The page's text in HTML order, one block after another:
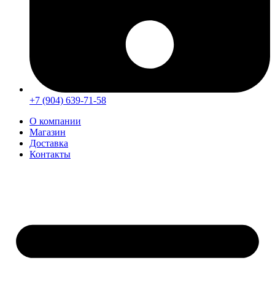
+7 (904) 639-71-58
О компании
Магазин
Доставка
Контакты